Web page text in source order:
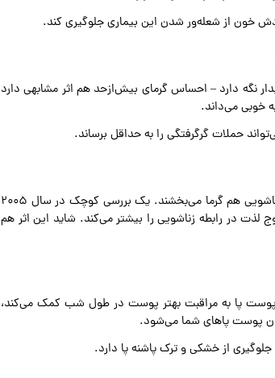
خون از شعله‌ور شدن این بیماری جلوگیری کند.
نگه دارد – احساس گرمای بیش‌ازحد هم اثر مشابهی دارد
خوبی می‌داند.
حملات گرگرفتگی را به حداقل برساند.
به نظر می‌رسد جوراب‌ها فقط پاها را گرم نمی‌کنند، بلکه به زندگی زناشویی هم گرما می‌بخشند. یک بررسی کوچک در سال ۲۰۰۵
در رابطه زناشویی را بیشتر می‌کند. شاید این اثر هم
پوست پا به مراقبت بهتر پوست در طول شب کمک می‌کند،
پوست پاهای شما می‌شود.
از خشکی و ترک پاشنه پا دارد.